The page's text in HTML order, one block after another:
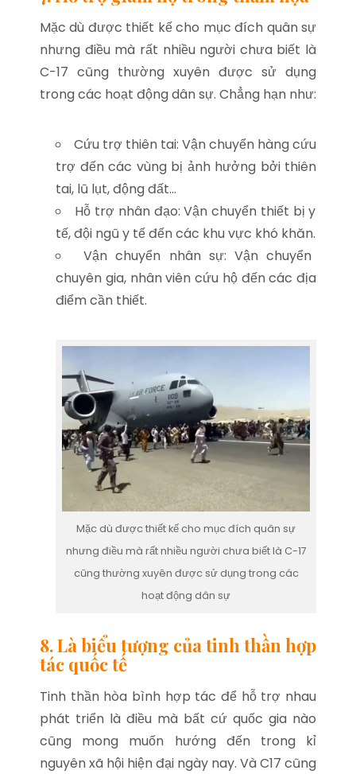
Mặc dù được thiết kế cho mục đích quân sự
nhưng điều mà rất nhiều người chưa biết là
C-17 cũng thường xuyên được sử dụng
trong các hoạt động dân sự. Chẳng hạn như:
Cứu trợ thiên tai: Vận chuyển hàng cứu
trợ đến các vùng bị ảnh hưởng bởi thiên
tai, lũ lụt, động đất…
Hỗ trợ nhân đạo: Vận chuyển thiết bị y
tế, đội ngũ y tế đến các khu vực khó khăn.
Vận chuyển nhân sự: Vận chuyển
chuyên gia, nhân viên cứu hộ đến các địa
điểm cần thiết.
Mặc dù được thiết kế cho mục đích quân sự
nhưng điều mà rất nhiều người chưa biết là C-17
cũng thường xuyên được sử dụng trong các
hoạt động dân sự
8. Là biểu tượng của tinh thần hợp
tác quốc tế
Tinh thần hòa bình hợp tác để hỗ trợ nhau
phát triển là điều mà bất cứ quốc gia nào
cũng mong muốn hướng đến trong kỉ
nguyên xã hội hiện đại ngày nay. Và C17 cũng